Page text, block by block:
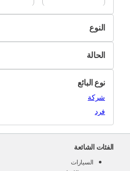
النوع
ديكورات الحديقة
مفروشات الحديقة
نباتات وورود
الحالة
جديد
مستعملنوع البائع
شركة
فرد
الفئات الشائعة
السيارات